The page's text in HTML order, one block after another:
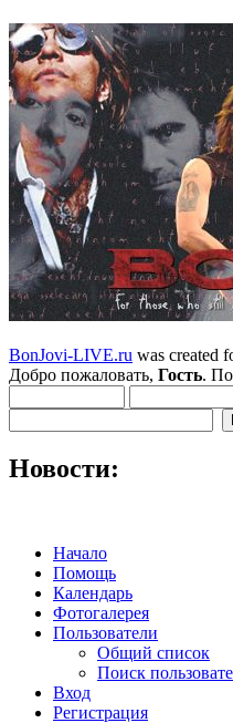
BonJovi-LIVE.ru was created
Добро пожаловать, Гость.
Новости:
Начало
Помощь
Календарь
Фотогалерея
Пользователи
Общий список
Поиск
Вход
Регистрация